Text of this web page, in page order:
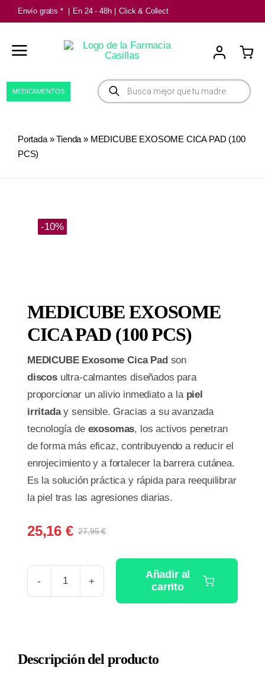
Saltar
al
contenido
Envío gratis * En 24 - 48h Click & Collect
Búsqueda
de
productos
MEDICAMENTOS
Portada»Tienda » MEDICUBE EXOSOME CICA PAD (100
PCS)
-10%
MEDICUBE EXOSOME
CICA PAD (100 PCS)
MEDICUBE Exosome Cica Padson
discosultra-calmantes diseñados para
proporcionar un alivio inmediato a la piel
irritaday sensible. Gracias a su avanzada
tecnología de exosomas, los activos penetran
de forma más eficaz, contribuyendo a reducir el
enrojecimiento y a fortalecer la barrera cutánea.
Es la solución práctica y rápida para reequilibrar
la piel tras las agresiones diarias.
27,95€El
precio
original
27,95 €.
25,16 €
El
precio
25,16 €.
(100
Añadir al
carrito
Descripción del producto